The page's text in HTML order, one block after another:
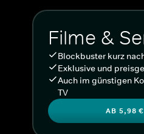
Filme &
Blockbuster kurz
Exklusive und
Auch im günstigen
TV
AB 5,98